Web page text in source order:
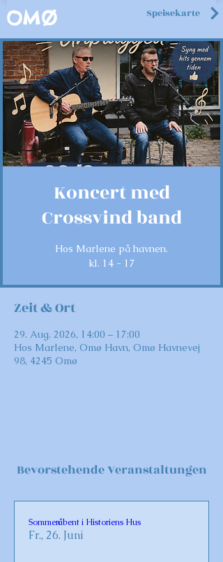
Speisekarte
OMØ
Koncert med
Crossvind band
Hos Marlene på havnen.
kl. 14 - 17
Zeit & Ort
29. Aug. 2026, 14:00 – 17:00
Hos Marlene, Omø Havn, Omø Havnevej
98, 4245 Omø
Bevorstehende Veranstaltungen
Sommeråbent i Historiens Hus
Fr., 26. Juni